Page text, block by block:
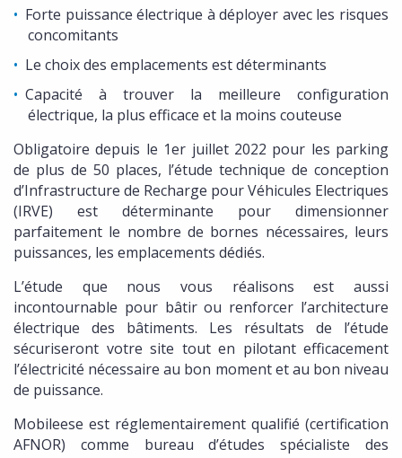
Forte puissance électrique à déployer avec les risques
concomitants
Le choix des emplacements est déterminants
Capacité à trouver la meilleure configuration
électrique, la plus efficace et la moins couteuse
Obligatoire depuis le 1er juillet 2022 pour les parking
de plus de 50 places, l’étude technique de conception
d’Infrastructure de Recharge pour Véhicules Electriques
(IRVE) est déterminante pour dimensionner
parfaitement le nombre de bornes nécessaires, leurs
puissances, les emplacements dédiés.
L’étude que nous vous réalisons est aussi
incontournable pour bâtir ou renforcer l’architecture
électrique des bâtiments. Les résultats de l’étude
sécuriseront votre site tout en pilotant efficacement
l’électricité nécessaire au bon moment et au bon niveau
de puissance.
Mobileese est réglementairement qualifié (certification
AFNOR) comme bureau d’études spécialiste des